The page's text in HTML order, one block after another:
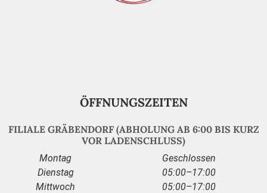
ÖFFNUNGSZEITEN
FILIALE GRÄBENDORF (ABHOLUNG AB 6:00 BIS KURZ
VOR LADENSCHLUSS)
Montag
Geschlossen
Dienstag
05:00–17:00
Mittwoch
05:00–17:00